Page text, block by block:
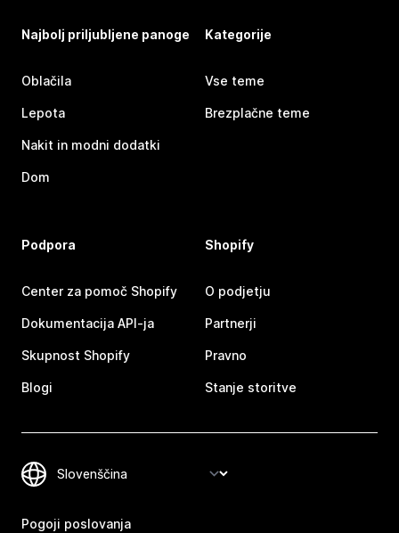
Najbolj priljubljene panoge
Oblačila
Lepota
Nakit in modni dodatki
Dom
Kategorije
Vse teme
Brezplačne teme
Podpora
Center za pomoč Shopify
Dokumentacija API-ja
Skupnost Shopify
Blogi
Shopify
O podjetju
Partnerji
Pravno
Stanje storitve
Pogoji poslovanja